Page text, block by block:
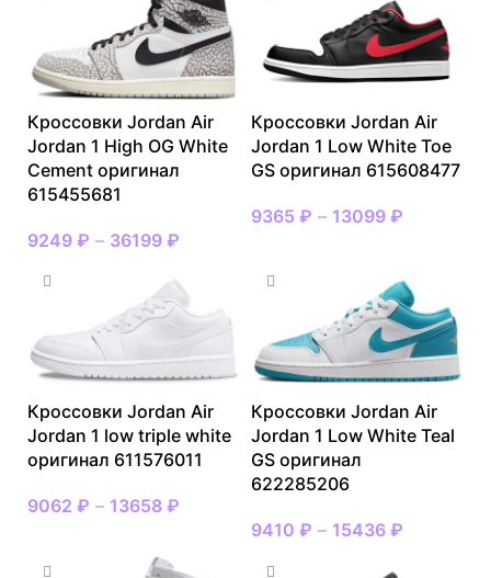
Кроссовки Jordan Air
Jordan 1 High OG White
Cement оригинал
615455681
9249 ₽ – 36199 ₽
Кроссовки Jordan Air
Jordan 1 Low White Toe
GS оригинал 615608477
9365 ₽ – 13099 ₽
Кроссовки Jordan Air
Jordan 1 low triple white
оригинал 611576011
9062 ₽ – 13658 ₽
Кроссовки Jordan Air
Jordan 1 Low White Teal
GS оригинал
622285206
9410 ₽ – 15436 ₽